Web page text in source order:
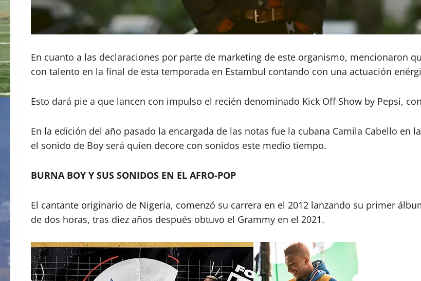
En cuanto a las declaraciones por parte de marketing de este organismo, mencionaron
con talento en la final de esta temporada en Estambul contando con una actuación
Esto dará pie a que lancen con impulso el recién denominado Kick Off Show by Pepsi,
En la edición del año pasado la encargada de las notas fue la cubana Camila Cabello en
el sonido de Boy será quien decore con sonidos este medio tiempo.
BURNA BOY Y SUS SONIDOS EN EL AFRO-POP
El cantante originario de Nigeria, comenzó su carrera en el 2012 lanzando su primer
de dos horas, tras diez años después obtuvo el Grammy en el 2021.